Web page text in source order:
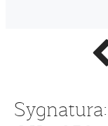
Sygnatura: